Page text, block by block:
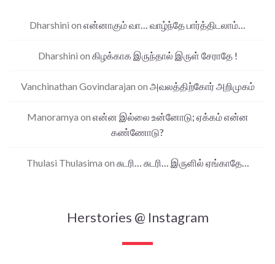
Dharshini on என்னாகும் வா… வாழ்ந்தே பார்த்திடலாம்…
Dharshini on கிழக்காக இருந்தால் இருள் சேராதே !
Vanchinathan Govindarajan on அவலத்திற்கோர் அறிமுகம்
Manoramya on என்ன இல்லை உன்னோடு; ஏக்கம் என்ன
கண்ணோடு?
Thulasi Thulasima on சுடரி… சுடரி… இருளில் ஏங்காதே…
Herstories @ Instagram